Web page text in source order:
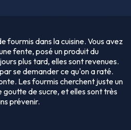
fourmis dans la cuisine. Vous avez
fente, posé un produit du
plus tard, elles sont revenues.
se demander ce qu'on a raté.
Les fourmis cherchent juste un
goutte de sucre, et elles sont très
prévenir.